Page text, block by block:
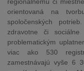
orientovaná na
spoločenských
zdravotne či
problematickým
viac ako 530
zamestnávajú vyše 6